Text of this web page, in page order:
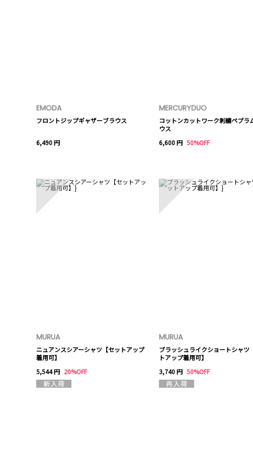
EMODA
フロントジップギャザーブラウス
6,490 円
MERCURYDUO
コットンカットワーク刺繍ペプラ
ウス
6,600 円 50%OFF
MURUA
ニュアンスシアーシャツ【セットアップ
着用可】
5,544 円 20%OFF
MURUA
ブラッシュライクショートシャツ
トアップ着用可】
3,740 円 50%OFF